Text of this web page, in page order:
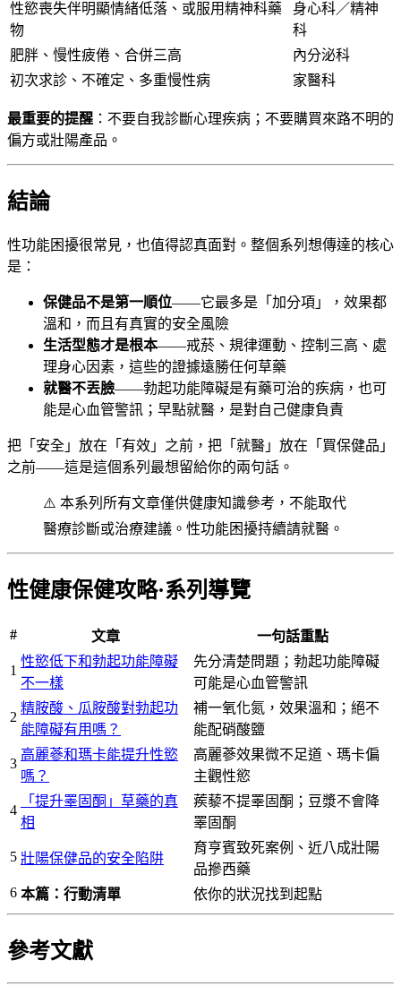
性慾喪失伴明顯情緒低落、或服用精神科藥
物
身心科／精神
科
肥胖、慢性疲倦、合併三高
內分泌科
初次求診、不確定、多重慢性病
家醫科
最重要的提醒 ：不要自我診斷心理疾病；不要購買來路不明的
偏方或壯陽產品。
結論
性功能困擾很常見，也值得認真面對。整個系列想傳達的核心
是：
保健品不是第一順位——它最多是「加分項」，效果都
溫和，而且有真實的安全風險
生活型態才是根本——戒菸、規律運動、控制三高、處
理身心因素，這些的證據遠勝任何草藥
就醫不丟臉——勃起功能障礙是有藥可治的疾病，也可
能是心血管警訊；早點就醫，是對自己健康負責
把「安全」放在「有效」之前，把「就醫」放在「買保健品」
之前——這是這個系列最想留給你的兩句話。
⚠️ 本系列所有文章僅供健康知識參考，不能取代
醫療診斷或治療建議。性功能困擾持續請就醫。
性健康保健攻略·系列導覽
# 文章 一句話重點
1
性慾低下和勃起功能障礙
不一樣
先分清楚問題；勃起功能障礙
可能是心血管警訊
2
精胺酸、瓜胺酸對勃起功
能障礙有用嗎？
補一氧化氮，效果溫和；絕不
能配硝酸鹽
3
高麗蔘和瑪卡能提升性慾
嗎？
高麗蔘效果微不足道、瑪卡偏
主觀性慾
4
「提升睪固酮」草藥的真
相
蒺藜不提睪固酮；豆漿不會降
睪固酮
5 壯陽保健品的安全陷阱
育亨賓致死案例、近八成壯陽
品摻西藥
6 本篇：行動清單 依你的狀況找到起點
參考文獻